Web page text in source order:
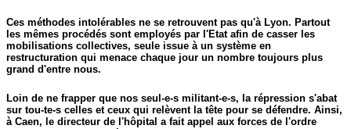
Ces méthodes intolérables ne se retrouvent pas qu'à Lyon. Partout
les mêmes procédés sont employés par l'Etat afin de casser les
mobilisations collectives, seule issue à un système en
restructuration qui menace chaque jour un nombre toujours plus
grand d'entre nous.
Loin de ne frapper que nos seul-e-s militant-e-s, la répression s'abat
sur tou-te-s celles et ceux qui relèvent la tête pour se défendre. Ainsi,
à Caen, le directeur de l'hôpital a fait appel aux forces de l'ordre